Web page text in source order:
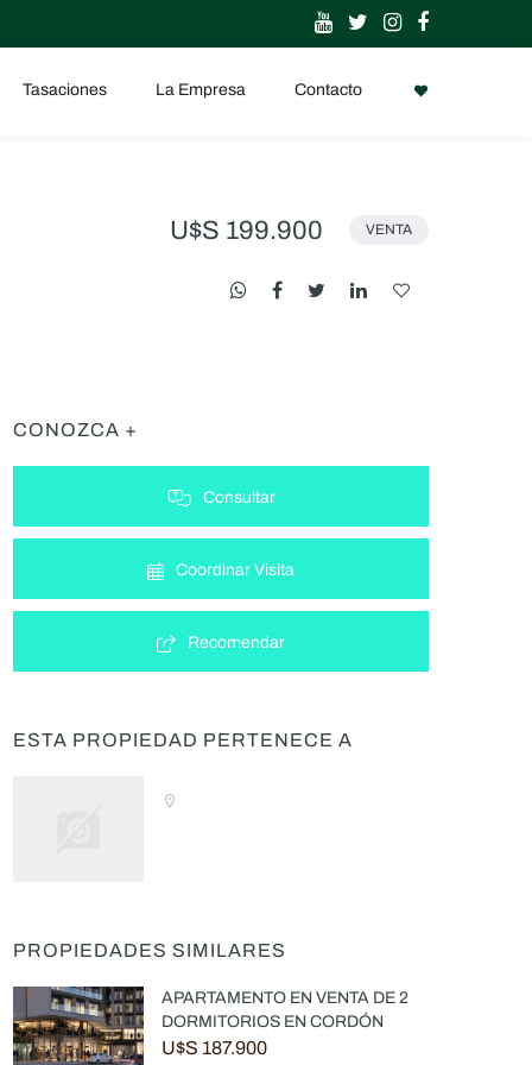
Tasaciones La Empresa Contacto
U$S 199.900 VENTA
CONOZCA +
Consultar
Coordinar Visita
Recomendar
ESTA PROPIEDAD PERTENECE A
PROPIEDADES SIMILARES
APARTAMENTO EN VENTA DE 2
DORMITORIOS EN CORDÓN
U$S 187.900